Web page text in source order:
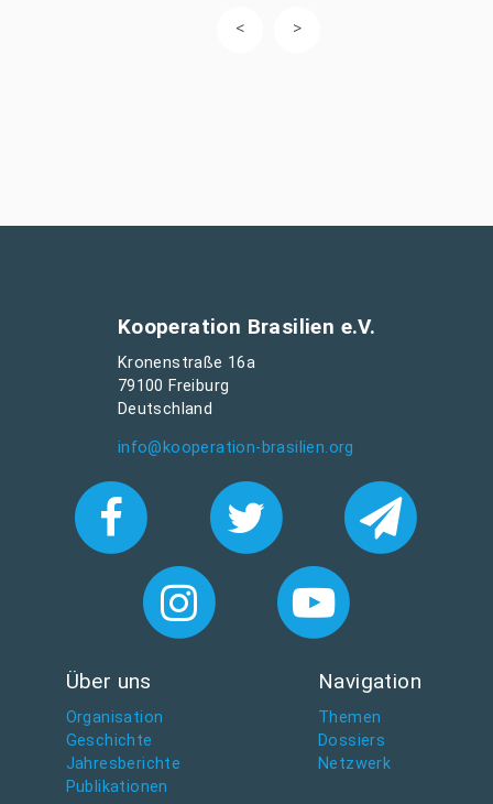
Kooperation Brasilien e.V.
Kronenstraße 16a
79100 Freiburg
Deutschland
info@kooperation-brasilien.org
Über uns
Organisation
Geschichte
Jahresberichte
Publikationen
Navigation
Themen
Dossiers
Netzwerk